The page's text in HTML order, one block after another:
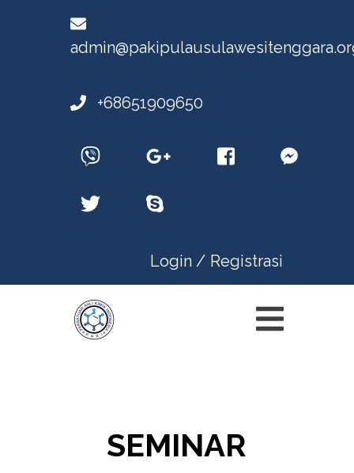
+68651909650
Login / Registrasi
SEMINAR